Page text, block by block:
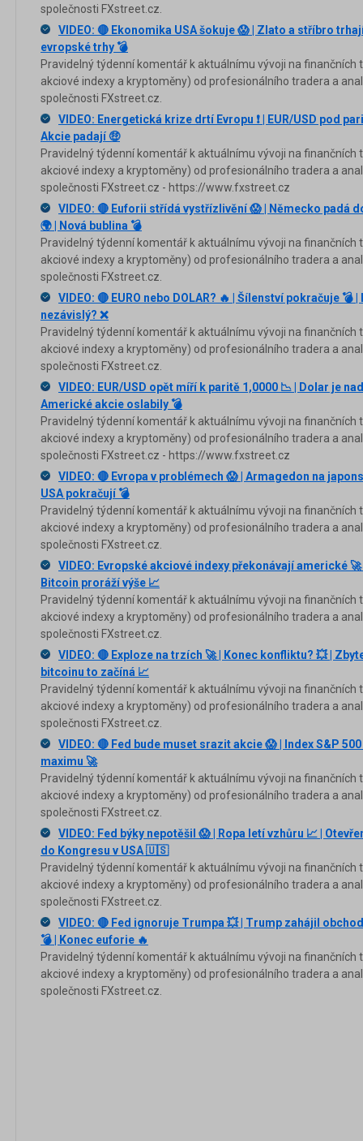
společnosti FXstreet.cz.
VIDEO: 🔴 Ekonomika USA šokuje 😱 | Zlato a stříbro
evropské trhy 💣
Pravidelný týdenní komentář k aktuálnímu vývoji na finančních
akciové indexy a kryptoměny) od profesionálního tradera a
společnosti FXstreet.cz.
VIDEO: Energetická krize drtí Evropu ❗️ | EUR/USD pod
Akcie padají 🤑
Pravidelný týdenní komentář k aktuálnímu vývoji na finančních
akciové indexy a kryptoměny) od profesionálního tradera a
společnosti FXstreet.cz - https://www.fxstreet.cz
VIDEO: 🔴 Euforii střídá vystřízlivění 😱 | Německo padá
🌍 | Nová bublina 💣
Pravidelný týdenní komentář k aktuálnímu vývoji na finančních
akciové indexy a kryptoměny) od profesionálního tradera a
společnosti FXstreet.cz.
VIDEO: 🔴 EURO nebo DOLAR? 🔥 | Šílenství pokračuje 💣
nezávislý? ❌
Pravidelný týdenní komentář k aktuálnímu vývoji na finančních
akciové indexy a kryptoměny) od profesionálního tradera a
společnosti FXstreet.cz.
VIDEO: EUR/USD opět míří k paritě 1,0000 📉 | Dolar je
Americké akcie oslabily 💣
Pravidelný týdenní komentář k aktuálnímu vývoji na finančních
akciové indexy a kryptoměny) od profesionálního tradera a
společnosti FXstreet.cz - https://www.fxstreet.cz
VIDEO: 🔴 Evropa v problémech 😱 | Armagedon na
USA pokračují 💣
Pravidelný týdenní komentář k aktuálnímu vývoji na finančních
akciové indexy a kryptoměny) od profesionálního tradera a
společnosti FXstreet.cz.
VIDEO: Evropské akciové indexy překonávají americké
Bitcoin proráží výše 📈
Pravidelný týdenní komentář k aktuálnímu vývoji na finančních
akciové indexy a kryptoměny) od profesionálního tradera a
společnosti FXstreet.cz.
VIDEO: 🔴 Exploze na trzích 🚀 | Konec konfliktu? 💥 |
bitcoinu to začíná 📈
Pravidelný týdenní komentář k aktuálnímu vývoji na finančních
akciové indexy a kryptoměny) od profesionálního tradera a
společnosti FXstreet.cz.
VIDEO: 🔴 Fed bude muset srazit akcie 😱 | Index S&P
maximu 🚀
Pravidelný týdenní komentář k aktuálnímu vývoji na finančních
akciové indexy a kryptoměny) od profesionálního tradera a
společnosti FXstreet.cz.
VIDEO: Fed býky nepotěšil 😱 | Ropa letí vzhůru 📈 |
do Kongresu v USA 🇺🇸
Pravidelný týdenní komentář k aktuálnímu vývoji na finančních
akciové indexy a kryptoměny) od profesionálního tradera a
společnosti FXstreet.cz.
VIDEO: 🔴 Fed ignoruje Trumpa 💥 | Trump zahájil
💣 | Konec euforie 🔥
Pravidelný týdenní komentář k aktuálnímu vývoji na finančních
akciové indexy a kryptoměny) od profesionálního tradera a
společnosti FXstreet.cz.